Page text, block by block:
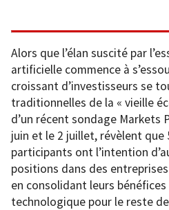
Alors que l’élan suscité par
artificielle commence à
croissant d’investisseurs se
traditionnelles de la « vieille
d’un récent sondage Markets
juin et le 2 juillet, révèlent que
participants ont l’intention
positions dans des
en consolidant leurs
technologique pour le reste de